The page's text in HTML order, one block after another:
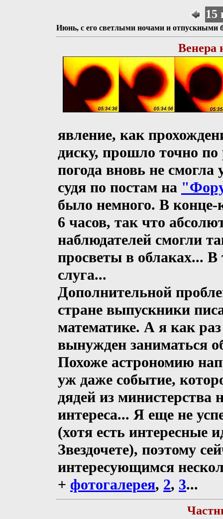
15
Июнь, с его светлыми ночами и отпускными
Венера
явление, как
диску, прошло точно
погода вновь не
судя по постам на
было немного. В конце-
6 часов, так что
наблюдателей смогли
просветы в облаках...
слуга...
Дополнительной
стране выпускники
математике. А я как
вынужден заниматься
Похоже астрономию
уж даже событие,
дядей из министерства
интереса... Я еще не
(хотя есть интересные
Звездочете), поэтому
интересующимся
+ фотогалерея, 2, 3...